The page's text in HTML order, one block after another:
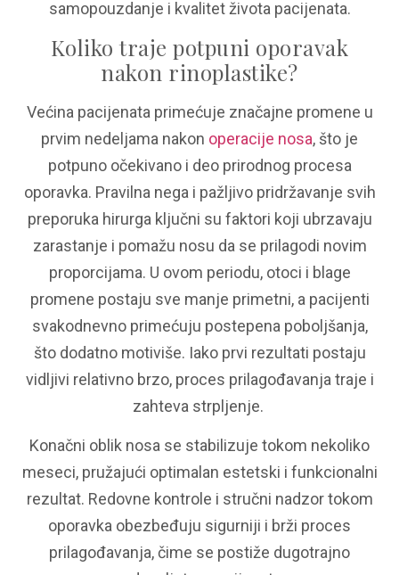
samopouzdanje i kvalitet života pacijenata.
Koliko traje potpuni oporavak
nakon rinoplastike?
Većina pacijenata primećuje značajne promene u
prvim nedeljama nakon operacije nosa, što je
potpuno očekivano i deo prirodnog procesa
oporavka. Pravilna nega i pažljivo pridržavanje svih
preporuka hirurga ključni su faktori koji ubrzavaju
zarastanje i pomažu nosu da se prilagodi novim
proporcijama. U ovom periodu, otoci i blage
promene postaju sve manje primetni, a pacijenti
svakodnevno primećuju postepena poboljšanja,
što dodatno motiviše. Iako prvi rezultati postaju
vidljivi relativno brzo, proces prilagođavanja traje i
zahteva strpljenje.
Konačni oblik nosa se stabilizuje tokom nekoliko
meseci, pružajući optimalan estetski i funkcionalni
rezultat. Redovne kontrole i stručni nadzor tokom
oporavka obezbeđuju sigurniji i brži proces
prilagođavanja, čime se postiže dugotrajno